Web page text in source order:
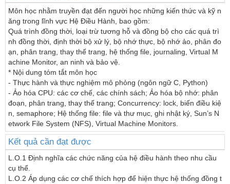
Môn học nhằm truyền đạt đến người học những kiến thức và kỹ n
ăng trong lĩnh vực Hệ Điều Hành, bao gồm:
Quá trình đồng thời, loại trừ tương hỗ và đồng bộ cho các quá trì
nh đồng thời, định thời bộ xử lý, bộ nhớ thực, bộ nhớ ảo, phân đo
ạn, phân trang, thay thế trang, hệ thống file, journaling, Virtual M
achine Monitor, an ninh và bảo vệ.
* Nội dung tóm tắt môn học
- Thực hành và thực nghiệm mô phỏng (ngôn ngữ C, Python)
- Ảo hóa CPU: các cơ chế, các chính sách; Ảo hóa bộ nhớ: phân
đoạn, phân trang, thay thế trang; Concurrency: lock, biến điều kiệ
n, semaphore; Hệ thống file: file và thư mục, ghi nhật ký, Sun’s N
etwork File System (NFS), Virtual Machine Monitors.
Kết quả cần đạt được
L.O.1 Định nghĩa các chức năng của hệ điều hành theo nhu cầu
cụ thể.
L.O.2 Áp dụng các cơ chế thích hợp để hiện thực hệ thống đồng t